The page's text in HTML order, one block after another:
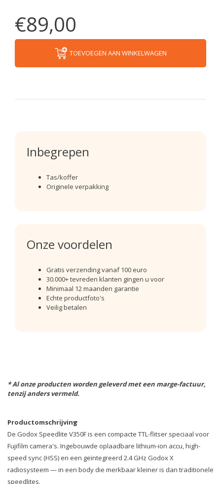
€89,00
TOEVOEGEN AAN WINKELWAGEN
Inbegrepen
Tas/koffer
Originele verpakking
Onze voordelen
Gratis verzending vanaf 100 euro
30.000+ tevreden klanten gingen u voor
Minimaal 12 maanden garantie
Echte productfoto's
Veilig betalen
* Al onze producten worden geleverd met een marge-factuur,
tenzij anders vermeld.
Productomschrijving
De Godox Speedlite V350F is een compacte TTL-flitser speciaal voor
Fujifilm camera's. Ingebouwde oplaadbare lithium-ion accu, high-
speed sync (HSS) en een geïntegreerd 2.4 GHz Godox X
radiosysteem — in een body die merkbaar kleiner is dan traditionele
speedlites.